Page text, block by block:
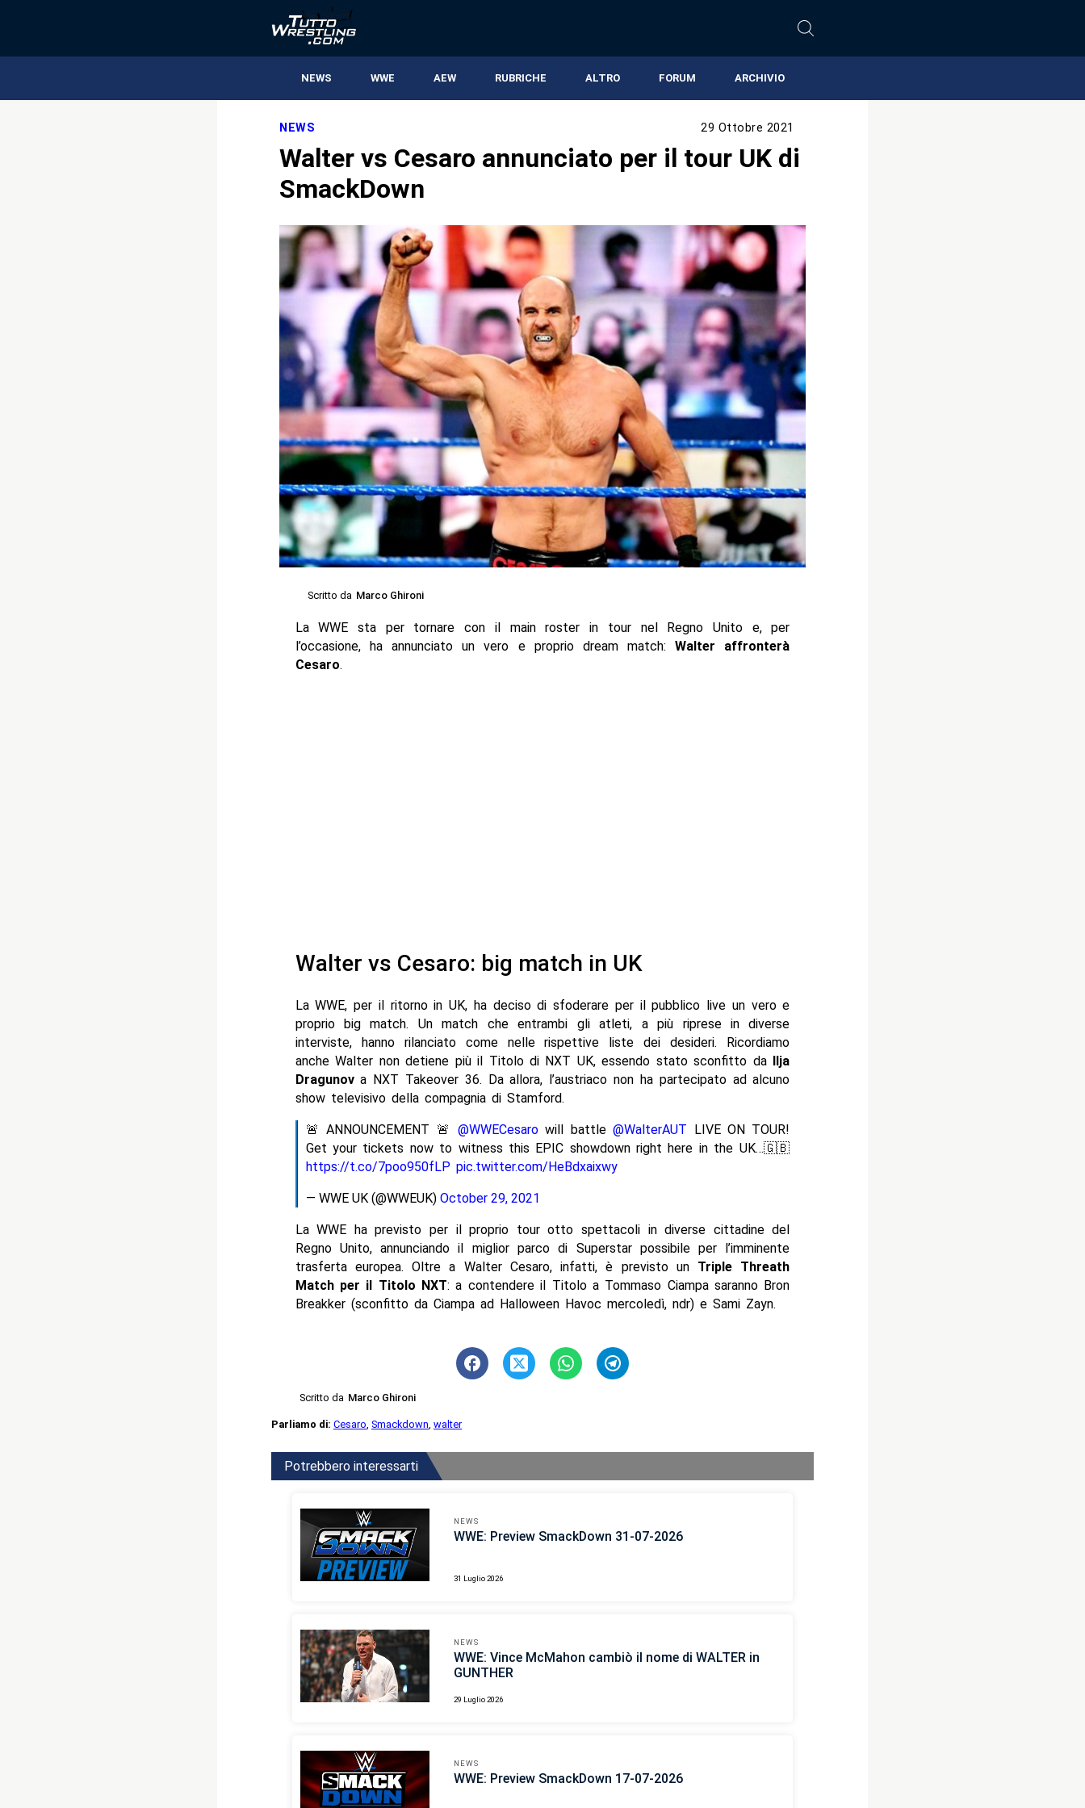
NEWS WWE AEW RUBRICHE ALTRO FORUM ARCHIVIO
NEWS 29 Ottobre 2021
Walter vs Cesaro annunciato per il tour UK di
SmackDown
Scritto da Marco Ghironi
La WWE sta per tornare con il main roster in tour nel Regno Unito e, per
l’occasione, ha annunciato un vero e proprio dream match:Walter affronterà
Cesaro.
Walter vs Cesaro: big match in UK
La WWE, per il ritorno in UK, ha deciso di sfoderare per il pubblico live un vero e
proprio big match. Un match che entrambi gli atleti, a più riprese in diverse
interviste, hanno rilanciato come nelle rispettive liste dei desideri. Ricordiamo
anche Walter non detiene più il Titolo di NXT UK, essendo stato sconfitto da Ilja
Dragunova NXT Takeover 36. Da allora, l’austriaco non ha partecipato ad alcuno
show televisivo della compagnia di Stamford.
🚨 ANNOUNCEMENT 🚨 @WWECesarowill battle@WalterAUT LIVE ON TOUR!
Get your tickets now to witness this EPIC showdown right here in the UK…🇬🇧
https://t.co/7poo950fLP pic.twitter.com/HeBdxaixwy
— WWE UK (@WWEUK) October 29, 2021
La WWE ha previsto per il proprio tour otto spettacoli in diverse cittadine del
Regno Unito, annunciando il miglior parco di Superstar possibile per l’imminente
trasferta europea. Oltre a Walter Cesaro, infatti, è previsto un Triple Threath
Match per il Titolo NXT: a contendere il Titolo a Tommaso Ciampa saranno Bron
Breakker (sconfitto da Ciampa ad Halloween Havoc mercoledì, ndr) e Sami Zayn.
Scritto da Marco Ghironi
Parliamo di: Cesaro, Smackdown, walter
Potrebbero interessarti
NEWS
WWE: Preview SmackDown 31-07-2026
31 Luglio 2026
NEWS
WWE: Vince McMahon cambiò il nome di WALTER in
GUNTHER
29 Luglio 2026
NEWS
WWE: Preview SmackDown 17-07-2026